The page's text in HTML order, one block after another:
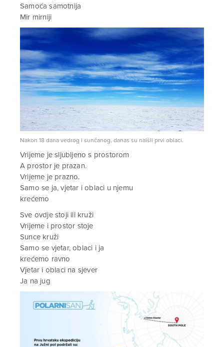
Samoća samotnija
Mir mirniji
Nakon 18 dana vedrog i sunčanog, danas su naišli prvi oblaci.
Vrijeme je sljubljeno s prostorom
A prostor je prazan.
Vrijeme je prazno.
Samo se ja, vjetar i oblaci u njemu
krećemo
Sve ovdje stoji ili kruži
Vrijeme i prostor stoje
Sunce kruži
Samo se vjetar, oblaci i ja
krećemo ravno
Vjetar i oblaci na sjever
Ja na jug